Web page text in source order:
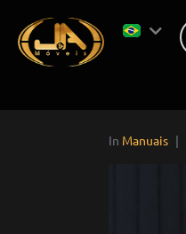
In Manuais